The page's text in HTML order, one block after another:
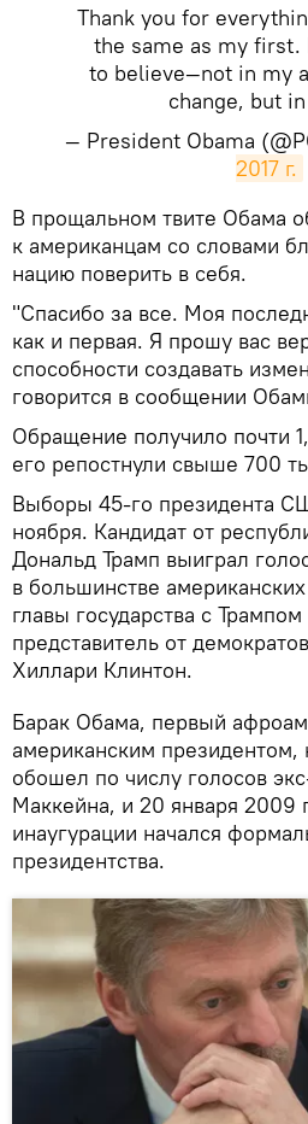
Thank you for
the same as my first.
to believe—not in my
change, but
— President Obama
2017 г.
​В прощальном твите Обама
к американцам со словами
нацию поверить в себя.
"Спасибо за все. Моя
как и первая. Я прошу вас
способности создавать
говорится в сообщении
Обращение получило почти
его репостнули свыше 700
Выборы 45-го президента
ноября. Кандидат от
Дональд Трамп выиграл
в большинстве
главы государства с
представитель от
Хиллари Клинтон.
Барак Обама, первый
американским
обошел по числу голосов
Маккейна, и 20 января 2009
инаугурации начался
президентства.